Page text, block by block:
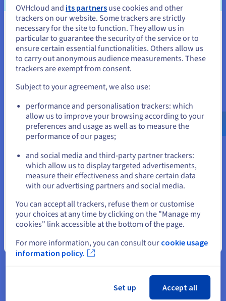
Als u webhosting bestelt, geeft OVHcloud u uw domeinnaam
voor het eerste jaar gratis.
* Het eerste jaar gratis voor het aanmaken of overzetten van
het domein, daarna verlenging mogelijk tegen de jaarlijkse
prijs voor de extensie uit de volgende lijst: com, net, biz, info,
org, name, fr, re, eu, be, es, it, de, at, co.uk, me.uk, org.uk, nl,
us, ca, cz, ch, in, lt, dk, pm, so, se, yt, tf, wf, pt, pl, ovh, xyz. Niet
geldig voor extensies waarvan de verhuizing gratis is.
Ongelimiteerd maandelijks dataverkeer
Om uw succes mogelijk te maken, beperken we uw prestaties
niet.
Je lijkt je in Verenigde Staten te
bevinden.
Als je wilt bestellen vanuit [land], moet je de juiste website
doorbladeren en een account aanmaken.
us.ovhcloud.com/
Engels USD - $
or
Blijf op de huidige website
Sluiten
OVHcloud and its partners use cookies and other
trackers on our website. Some trackers are strictly
necessary for the site to function. They allow us in
particular to guarantee the security of the service or to
ensure certain essential functionalities. Others allow us
to carry out anonymous audience measurements. These
trackers are exempt from consent.
Subject to your agreement, we also use:
performance and personalisation trackers: which
allow us to improve your browsing according to your
preferences and usage as well as to measure the
performance of our pages;
and social media and third-party partner trackers:
which allow us to display targeted advertisements,
measure their effectiveness and share certain data
with our advertising partners and social media.
You can accept all trackers, refuse them or customise
your choices at any time by clicking on the "Manage my
cookies" link accessible at the bottom of the page.
For more information, you can consult our cookie usage
information policy.
Set up Accept all